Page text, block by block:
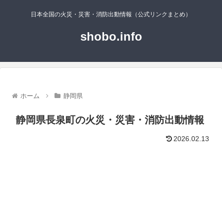
日本全国の火災・災害・消防出動情報（公式リンクまとめ）
shobo.info
ホーム 静岡県
静岡県長泉町の火災・災害・消防出動情報
2026.02.13